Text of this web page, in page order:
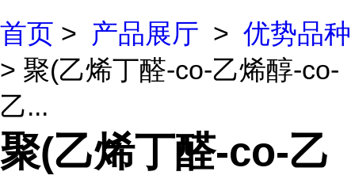
首页 > 产品展厅 > 优势品种
> 聚(乙烯丁醛-co-乙烯醇-co-
乙...
聚(乙烯丁醛-co-乙